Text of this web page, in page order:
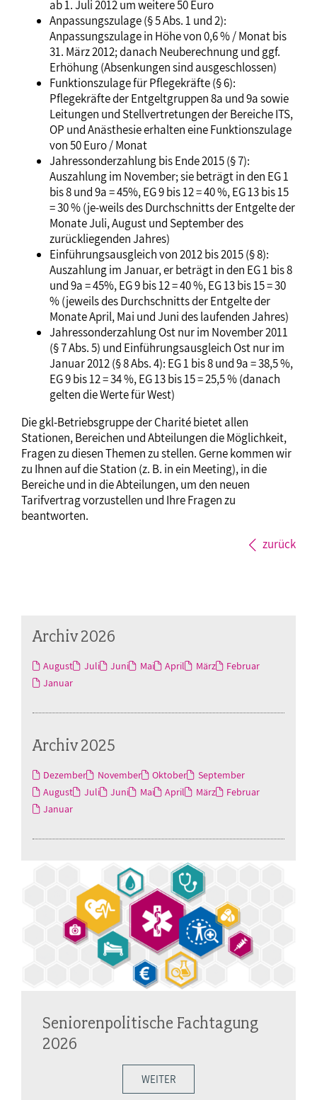
ab 1. Juli 2012 um weitere 50 Euro
Anpassungszulage (§ 5 Abs. 1 und 2):
Anpassungszulage in Höhe von 0,6 % / Monat bis
31. März 2012; danach Neuberechnung und ggf.
Erhöhung (Absenkungen sind ausgeschlossen)
Funktionszulage für Pflegekräfte (§ 6):
Pflegekräfte der Entgeltgruppen 8a und 9a sowie
Leitungen und Stellvertretungen der Bereiche ITS,
OP und Anästhesie erhalten eine Funktionszulage
von 50 Euro / Monat
Jahressonderzahlung bis Ende 2015 (§ 7):
Auszahlung im November; sie beträgt in den EG 1
bis 8 und 9a = 45%, EG 9 bis 12 = 40 %, EG 13 bis 15
= 30 % (je-weils des Durchschnitts der Entgelte der
Monate Juli, August und September des
zurückliegenden Jahres)
Einführungsausgleich von 2012 bis 2015 (§ 8):
Auszahlung im Januar, er beträgt in den EG 1 bis 8
und 9a = 45%, EG 9 bis 12 = 40 %, EG 13 bis 15 = 30
% (jeweils des Durchschnitts der Entgelte der
Monate April, Mai und Juni des laufenden Jahres)
Jahressonderzahlung Ost nur im November 2011
(§ 7 Abs. 5) und Einführungsausgleich Ost nur im
Januar 2012 (§ 8 Abs. 4): EG 1 bis 8 und 9a = 38,5 %,
EG 9 bis 12 = 34 %, EG 13 bis 15 = 25,5 % (danach
gelten die Werte für West)
Die gkl-Betriebsgruppe der Charité bietet allen
Stationen, Bereichen und Abteilungen die Möglichkeit,
Fragen zu diesen Themen zu stellen. Gerne kommen wir
zu Ihnen auf die Station (z. B. in ein Meeting), in die
Bereiche und in die Abteilungen, um den neuen
Tarifvertrag vorzustellen und Ihre Fragen zu
beantworten.
zurück
Archiv 2026
August Juli Juni Mai April März
Februar
Januar
Archiv 2025
Dezember November Oktober
September
August
Juli Juni Mai April März
Februar
Januar
Seniorenpolitische Fachtagung
2026
WEITER